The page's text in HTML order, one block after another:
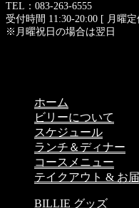
TEL：083-263-6555
受付時間 11:30-20:00 [ 月曜定
※月曜祝日の場合は翌日
ホーム
ビリーについて
スケジュール
ランチ＆ディナー
コースメニュー
テイクアウト & お
BILLIE グッズ